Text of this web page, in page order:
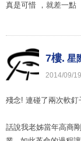
真是可惜 ，就差一點
7樓. 星
2014/09/19
殘念! 連碰了兩次軟
話說我老姊當年高商